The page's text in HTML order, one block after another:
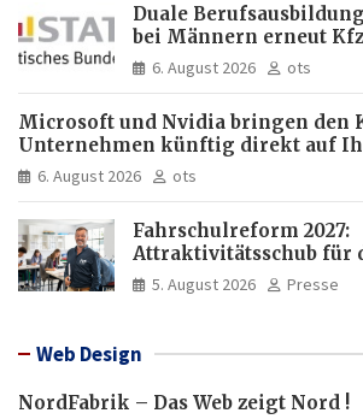
Duale
bei Männern erneut
Mechatroniker, bei
medizinische
6. August 2026 ots
Microsoft und Nvidia bringen den
Unternehmen künftig direkt auf
läuft und was weiter in der Cloud
6. August 2026 ots
Fahrschulreform 2027:
Attraktivitätsschub für
Fahrlehrerausbildung
5. August 2026 Presse
Web Design
NordFabrik – Das Web zeigt Nord !